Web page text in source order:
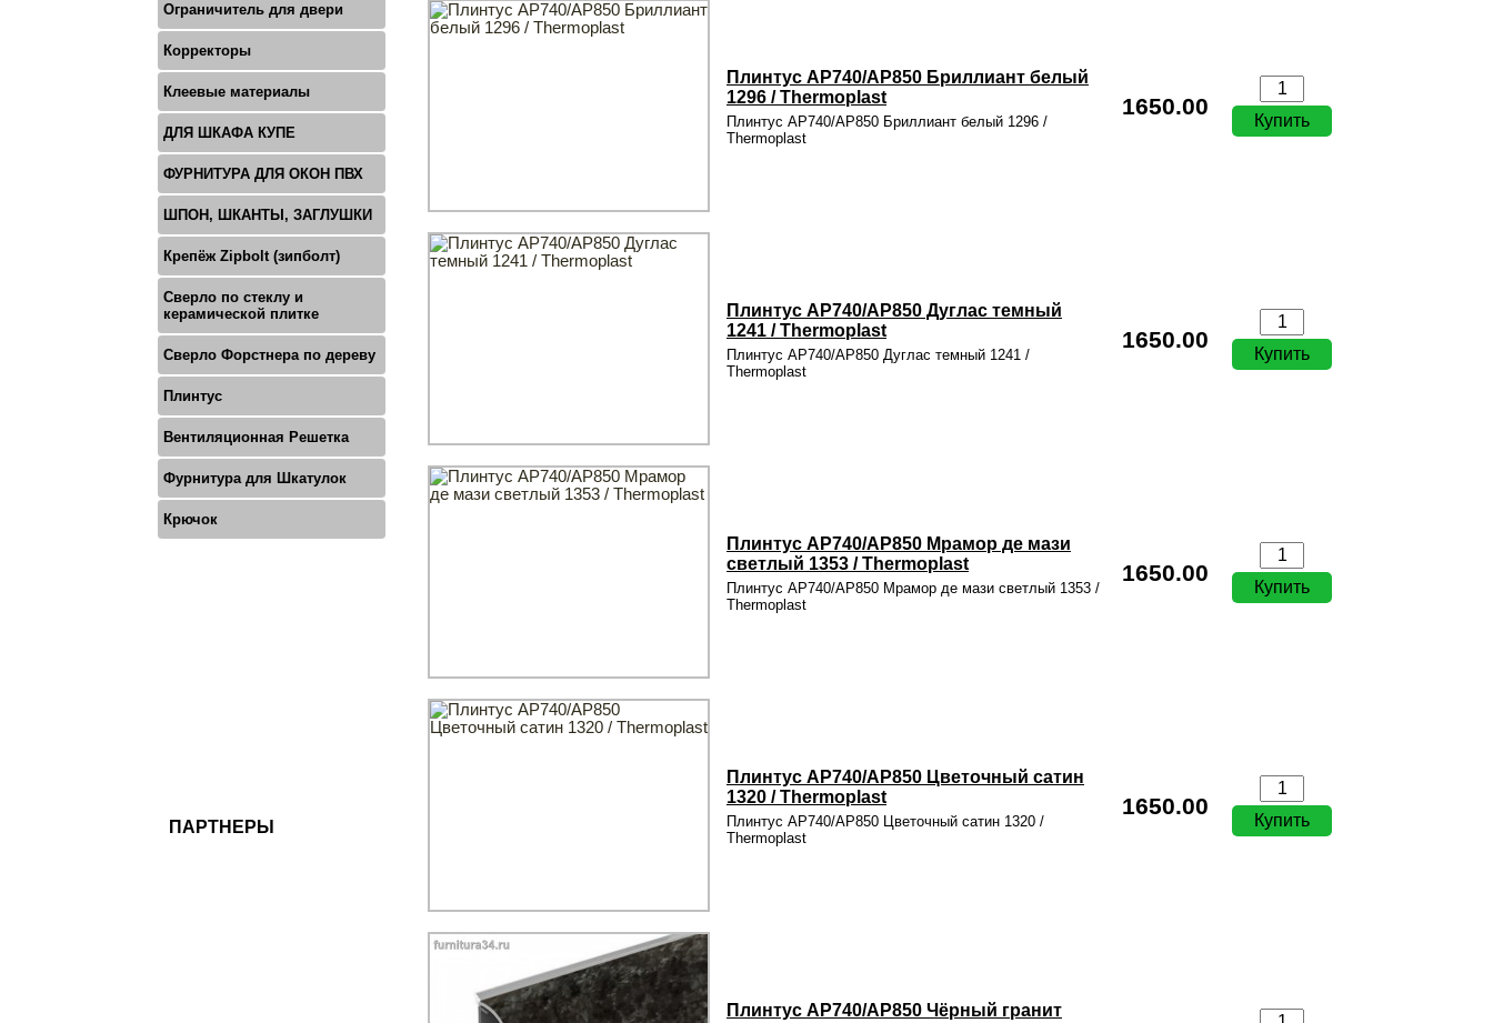
Ограничитель для двери
Корректоры
Клеевые материалы
ДЛЯ ШКАФА КУПЕ
ФУРНИТУРА ДЛЯ ОКОН ПВХ
ШПОН, ШКАНТЫ, ЗАГЛУШКИ
Крепёж Zipbolt (зипболт)
Сверло по стеклу и
керамической плитке
Сверло Форстнера по дереву
Плинтус
Вентиляционная Решетка
Фурнитура для Шкатулок
Крючок
ПАРТНЕРЫ
Плинтус AP740/AP850 Бриллиант белый
1296 / Thermoplast
Плинтус AP740/AP850 Бриллиант белый 1296 /
Thermoplast
1650.00
Плинтус AP740/AP850 Дуглас темный
1241 / Thermoplast
Плинтус AP740/AP850 Дуглас темный 1241 /
Thermoplast
1650.00
Плинтус AP740/AP850 Мрамор де мази
светлый 1353 / Thermoplast
Плинтус AP740/AP850 Мрамор де мази светлый 1353 /
Thermoplast
1650.00
Плинтус AP740/AP850 Цветочный сатин
1320 / Thermoplast
Плинтус AP740/AP850 Цветочный сатин 1320 /
Thermoplast
1650.00
Плинтус AP740/AP850 Чёрный гранит